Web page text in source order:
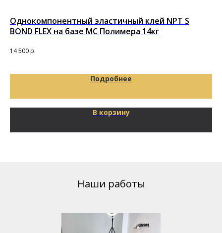
Однокомпонентный эластичный клей NPT S
BOND FLEX на базе MC Полимера 14кг
14 500р.
Подробнее
В корзину
Наши работы